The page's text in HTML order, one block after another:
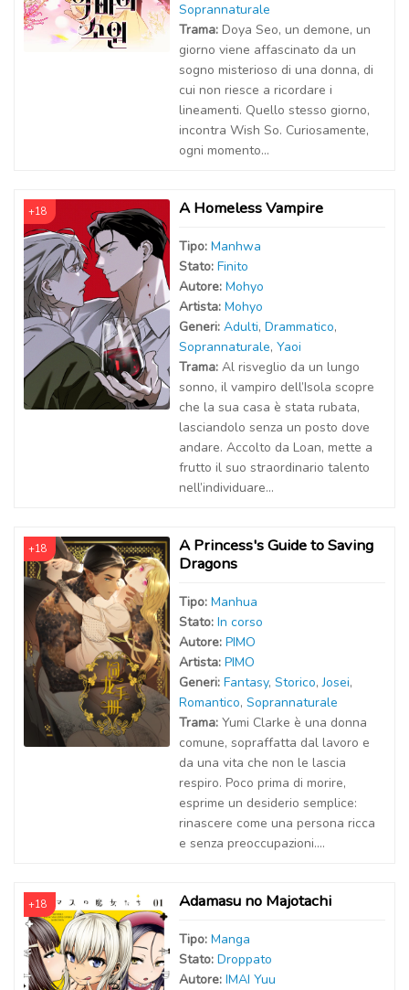
Soprannaturale
Trama: Doya Seo, un demone, un
giorno viene affascinato da un
sogno misterioso di una donna, di
cui non riesce a ricordare i
lineamenti. Quello stesso giorno,
incontra Wish So. Curiosamente,
ogni momento...
+18 A Homeless Vampire
Tipo: Manhwa
Stato: Finito
Autore: Mohyo
Artista: Mohyo
Generi: Adulti, Drammatico,
Soprannaturale, Yaoi
Trama: Al risveglio da un lungo
sonno, il vampiro dell’Isola scopre
che la sua casa è stata rubata,
lasciandolo senza un posto dove
andare. Accolto da Loan, mette a
frutto il suo straordinario talento
nell’individuare...
+18
A Princess's Guide to Saving
Dragons
Tipo: Manhua
Stato: In corso
Autore: PIMO
Artista: PIMO
Generi: Fantasy, Storico,Josei,
Romantico, Soprannaturale
Trama: Yumi Clarke è una donna
comune, sopraffatta dal lavoro e
da una vita che non le lascia
respiro. Poco prima di morire,
esprime un desiderio semplice:
rinascere come una persona ricca
e senza preoccupazioni....
+18 Adamasu no Majotachi
Tipo: Manga
Stato: Droppato
Autore: IMAI Yuu